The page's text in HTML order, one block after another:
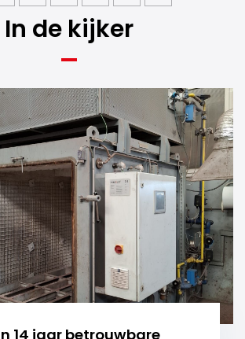
In de kijker
14 jaar betrouwbare